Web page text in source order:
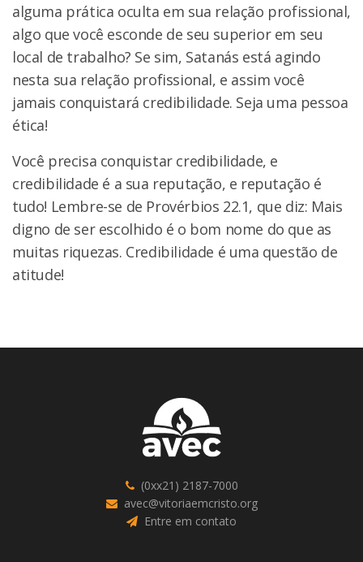
alguma prática oculta em sua relação profissional,
algo que você esconde de seu superior em seu
local de trabalho? Se sim, Satanás está agindo
nesta sua relação profissional, e assim você
jamais conquistará credibilidade. Seja uma pessoa
ética!
Você precisa conquistar credibilidade, e
credibilidade é a sua reputação, e reputação é
tudo! Lembre-se de Provérbios 22.1, que diz: Mais
digno de ser escolhido é o bom nome do que as
muitas riquezas. Credibilidade é uma questão de
atitude!
(0xx21) 2187-7000
avec@vitoriaemcristo.org
Entre em contato